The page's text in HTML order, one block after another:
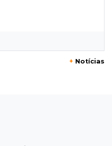
fronteira, assim
mil para instalar 2,5
+ Notícias